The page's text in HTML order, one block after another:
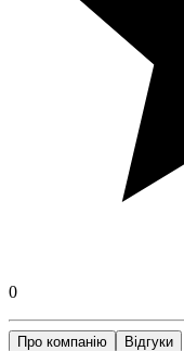
0
Про компанію Відгуки